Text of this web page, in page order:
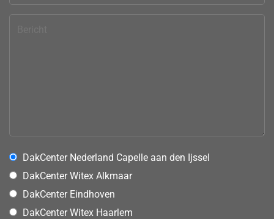
DakCenter Nederland Capelle aan den Ijssel
DakCenter Witex Alkmaar
DakCenter Eindhoven
DakCenter Witex Haarlem